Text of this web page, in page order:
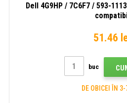
Dell 4G9HP / 7C6F7 / 593-
51.46
buc
DE OBICEI ÎN